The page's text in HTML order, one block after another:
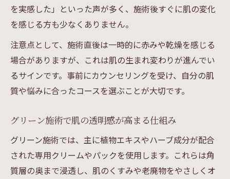
を実感した」といった声が多く、施術後すぐに肌の変化
を感じる方も少なくありません。
注意点として、施術直後は一時的に赤みや乾燥を感じる
場合がありますが、これは肌の生まれ変わりが進んでい
るサインです。事前にカウンセリングを受け、自分の肌
質や悩みに合ったコースを選ぶことが大切です。
グリーン施術で肌の透明感が高まる仕組み
グリーン施術では、主に植物エキスやハーブ成分が配合
された専用クリームやパックを使用します。これらは角
質層の奥まで浸透し、肌のくすみや老廃物をやさしくオ